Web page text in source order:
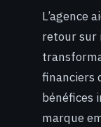
L’agence
retour sur
financiers
bénéfices
marque